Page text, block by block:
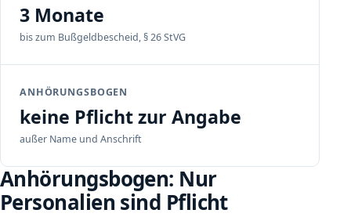
3 Monate
bis zum Bußgeldbescheid, § 26 StVG
ANHÖRUNGSBOGEN
keine Pflicht zur Angabe
außer Name und Anschrift
Anhörungsbogen: Nur
Personalien sind Pflicht